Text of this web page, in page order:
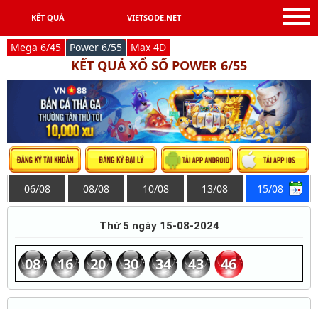
KẾT QUẢ VIETSODE.NET
Mega 6/45 Power 6/55 Max 4D
KẾT QUẢ XỔ SỐ POWER 6/55
06/08 08/08 10/08 13/08 15/08
Thứ 5 ngày 15-08-2024
08 16 20 30 34 43 46